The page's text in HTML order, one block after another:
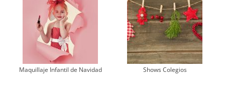
Maquillaje Infantil de Navidad Shows Colegios